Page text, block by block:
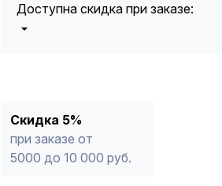
Доступна скидка при заказе:
* -Для заказов, состоящих
продукции, максимальная скидка
Скидка 5%
при заказе от
5000 до 10 000 руб.